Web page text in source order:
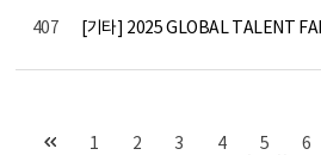
407 [기타] 2025 GLOBAL TALENT
1 2 3 4 5 6